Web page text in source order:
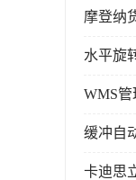
摩登纳
水平旋
WMS
缓冲自
卡迪思